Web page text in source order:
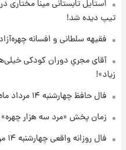
مدرسه
۲۰ ساعت پیش
۱۴۰۵/کاهش قیمت طلا و سکه
استایل تابستانی مینا مختاری
تیپ دیده شد!
فقیهه سلطانی و افسانه
آقای مجریِ دوران کودکی
زیاد»!
فال حافظ چهارشنبه ۱۴ مرداد ماه ۱۴۰۵
زمان پخش «مرد سه هزار
فال روزانه واقعی چهارشنبه ۱۴ مرداد ۱۴۰۵